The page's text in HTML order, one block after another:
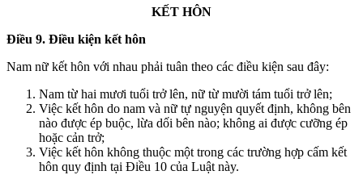
KẾT HÔN
Điều 9. Điều kiện kết hôn
Nam nữ kết hôn với nhau phải tuân theo các điều kiện sau đây:
Nam từ hai mươi tuổi trở lên, nữ từ mười tám tuổi trở lên;
Việc kết hôn do nam và nữ tự nguyện quyết định, không bên
nào được ép buộc, lừa dối bên nào; không ai được cưỡng ép
hoặc cản trở;
Việc kết hôn không thuộc một trong các trường hợp cấm kết
hôn quy định tại Điều 10 của Luật này.